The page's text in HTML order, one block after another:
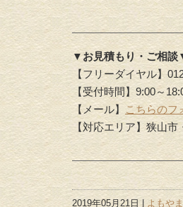
▼お見積もり・ご相談
【フリーダイヤル】
【受付時間】9:00～
【メール】
こちらの
【対応エリア】狭山
2019年05月21日 | よもや